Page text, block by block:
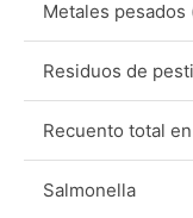
Metales pesados
Residuos de
Recuento total
Salmonella